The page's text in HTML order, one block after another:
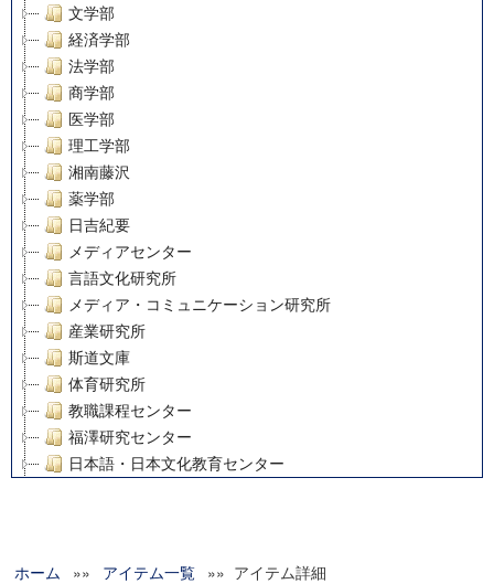
文学部
経済学部
法学部
商学部
医学部
理工学部
湘南藤沢
薬学部
日吉紀要
メディアセンター
言語文化研究所
メディア・コミュニケーション研究所
産業研究所
斯道文庫
体育研究所
教職課程センター
福澤研究センター
日本語・日本文化教育センター
グローバルリサーチインスティテュート
ホーム »» アイテム一覧 »» アイテム詳細